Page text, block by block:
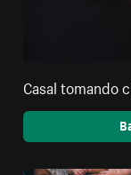
Casal tomando